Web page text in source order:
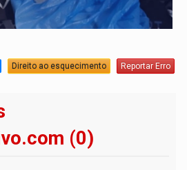
Direito ao esquecimento Reportar Erro
(0)